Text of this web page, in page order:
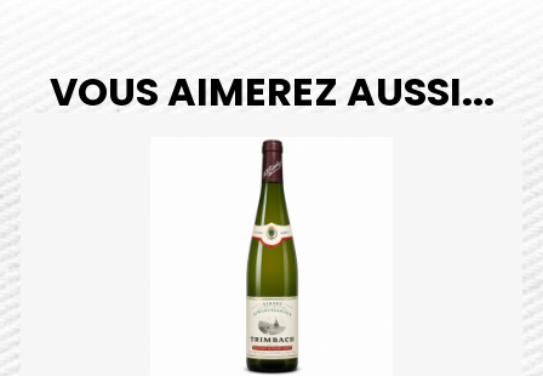
VOUS AIMEREZ AUSSI...